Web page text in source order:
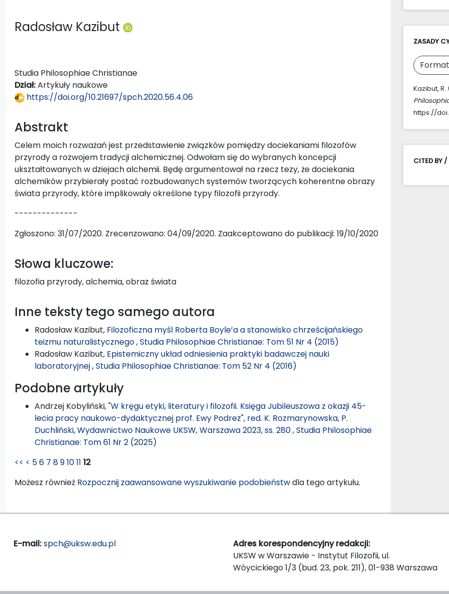
Radosław Kazibut
Studia Philosophiae Christianae
Dział:Artykuły naukowe
https://doi.org/10.21697/spch.2020.56.4.06
Abstrakt
Celem moich rozważań jest przedstawienie związków pomiędzy dociekaniami filozofów
przyrody a rozwojem tradycji alchemicznej. Odwołam się do wybranych koncepcji
ukształtowanych w dziejach alchemii. Będę argumentował na rzecz tezy, że dociekania
alchemików przybierały postać rozbudowanych systemów tworzących koherentne obrazy
świata przyrody, które implikowały określone typy filozofii przyrody.
--------------
Zgłoszono: 31/07/2020. Zrecenzowano: 04/09/2020. Zaakceptowano do publikacji: 19/10/2020
Słowa kluczowe:
filozofia przyrody, alchemia, obraz świata
Inne teksty tego samego autora
Radosław Kazibut, Filozoficzna myśl Roberta Boyle’a a stanowisko chrześcijańskiego
teizmu naturalistycznego,Studia Philosophiae Christianae: Tom 51 Nr 4 (2015)
Radosław Kazibut, Epistemiczny układ odniesienia praktyki badawczej nauki
laboratoryjnej,Studia Philosophiae Christianae: Tom 52 Nr 4 (2016)
Podobne artykuły
Andrzej Kobyliński,"W kręgu etyki, literatury i filozofii. Księga Jubileuszowa z okazji 45-
lecia pracy naukowo-dydaktycznej prof. Ewy Podrez", red. K. Rozmarynowska, P.
Duchliński, Wydawnictwo Naukowe UKSW, Warszawa 2023, ss. 280,Studia Philosophiae
Christianae: Tom 61 Nr 2 (2025)
<< < 56 7 891011 12
Możesz również Rozpocznij zaawansowane wyszukiwanie podobieństwdla tego artykułu.
ZASADY
Kazibut,
https://
CITED BY /
E-mail:spch@uksw.edu.pl
Adres korespondencyjny redakcji:
UKSW w Warszawie - Instytut Filozofii, ul.
Wóycickiego 1/3 (bud. 23, pok. 211), 01-938 Warszawa